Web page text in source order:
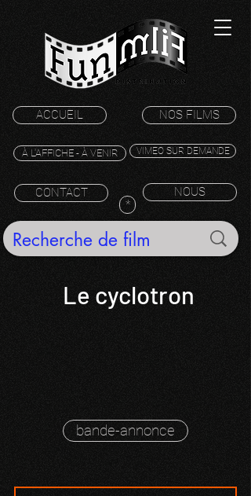
ACCUEIL NOS FILMS
À L'AFFICHE - À VENIR VIMEO SUR DEMANDE
CONTACT
NOUS
*
Le cyclotron
bande-annonce